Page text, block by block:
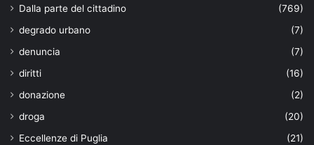
Dalla parte del cittadino
(769)
degrado urbano
(7)
denuncia
(7)
diritti
(16)
donazione
(2)
droga
(20)
Eccellenze di Puglia
(21)